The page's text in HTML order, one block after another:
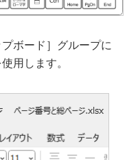
ボード］グループに
用します。